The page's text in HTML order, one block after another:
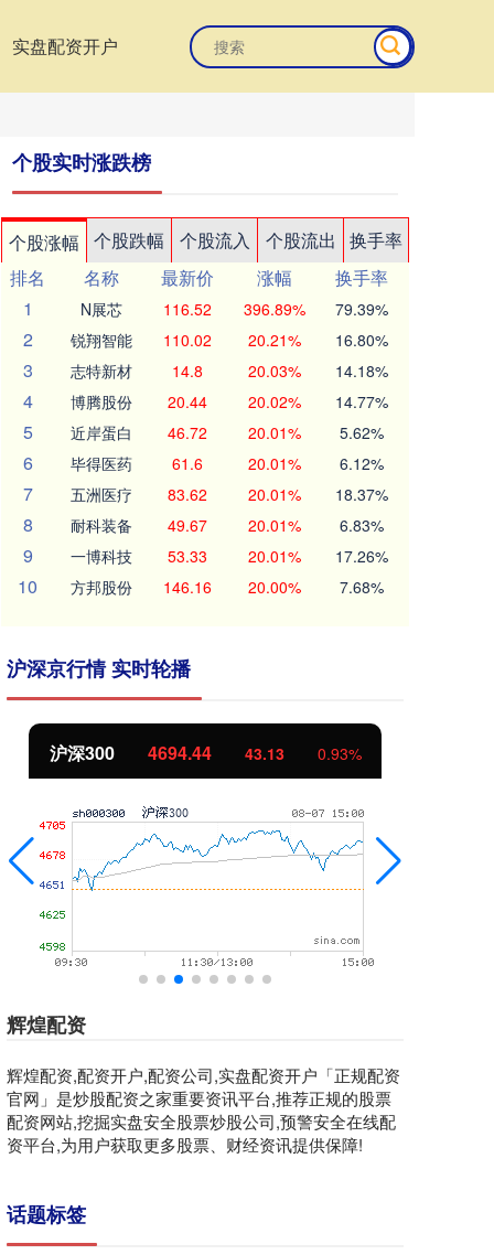
实盘配资开户
个股实时涨跌榜
个股涨幅 个股跌幅 个股流入 个股流出
换手率
排名
名称 最新价 涨幅
换手率
1
N展芯 116.52 396.89% 79.39%
2 锐翔智能 110.02 20.21% 16.80%
3 志特新材 14.8 20.03% 14.18%
4 博腾股份 20.44 20.02% 14.77%
5 近岸蛋白 46.72 20.01% 5.62%
6 毕得医药 61.6 20.01% 6.12%
7 五洲医疗 83.62 20.01% 18.37%
8 耐科装备 49.67 20.01% 6.83%
9 一博科技 53.33 20.01% 17.26%
10 方邦股份 146.16 20.00% 7.68%
沪深京行情 实时轮播
北证50 1134.24 11.37 1.01%
辉煌配资
辉煌配资,配资开户,配资公司,实盘配资开户「正规配资
官网」是炒股配资之家重要资讯平台,推荐正规的股票
配资网站,挖掘实盘安全股票炒股公司,预警安全在线配
资平台,为用户获取更多股票、财经资讯提供保障!
话题标签